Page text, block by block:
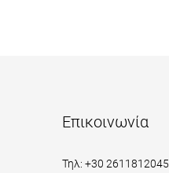
Επικοινωνία
Τηλ: +30 2611812045